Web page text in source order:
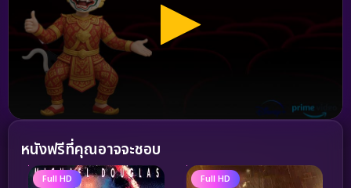
หนังฟรีที่คุณอาจจะชอบ
Full HD Full HD